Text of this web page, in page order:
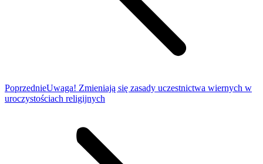
PoprzedniePoprzedni
wpis:
Uwaga! Zmieniają się zasady uczestnictwa wiernych w
uroczystościach religijnych